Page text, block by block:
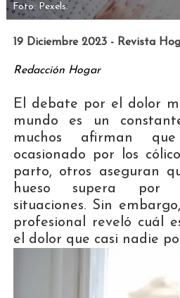
Foto: Pexels.
19 Diciembre 2023 - Revista
Redacción Hogar
El debate por el dolor
mundo es un
muchos afirman
ocasionado por los
parto, otros aseguran
hueso supera por
situaciones. Sin
profesional reveló cuál
el dolor que casi nadie